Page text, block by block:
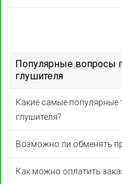
Популярные вопросы
глушителя
Какие самые
глушителя?
Возможно ли обменять
Как можно оплатить